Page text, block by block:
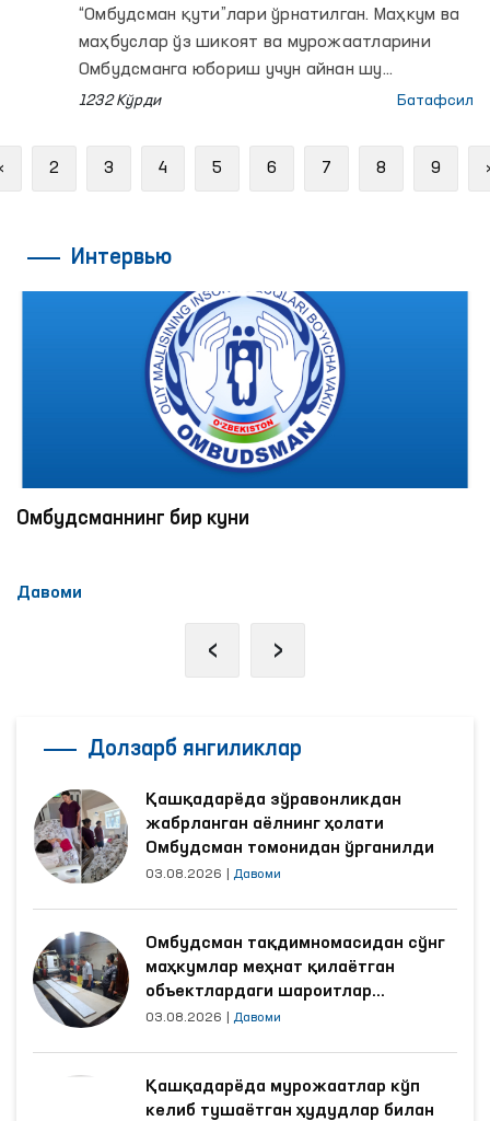
“Омбудсман қути”лари ўрнатилган. Маҳкум ва
маҳбуслар ўз шикоят ва мурожаатларини
Омбудсманга юбориш учун айнан шу
қутиларга жойлаши лозим.
1232 Кўрди Батафсил
Previous
2 3 4 5 6 7 8 9
Интервью
Омбудсманнинг бир куни
Давоми
‹ ›
Долзарб янгиликлар
Қашқадарёда зўравонликдан
жабрланган аёлнинг ҳолати
Омбудсман томонидан ўрганилди
03.08.2026 Давоми
Омбудсман тақдимномасидан сўнг
маҳкумлар меҳнат қилаётган
объектлардаги шароитлар
яхшиланди
03.08.2026 Давоми
Қашқадарёда мурожаатлар кўп
келиб тушаётган ҳудудлар билан